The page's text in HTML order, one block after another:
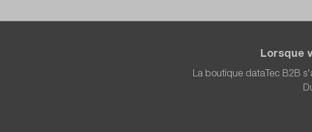
Lorsque
La boutique dataTec B2B